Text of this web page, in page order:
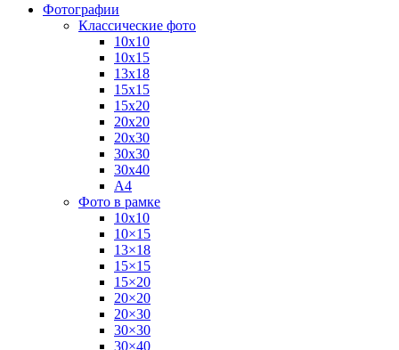
Фотографии
Классические фото
10х10
10х15
13х18
15х15
15х20
20х20
20х30
30х30
30х40
А4
Фото в рамке
10х10
10×15
13×18
15×15
15×20
20×20
20×30
30×30
30×40